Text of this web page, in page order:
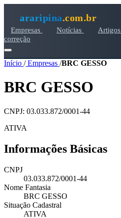
araripina.com.br
Empresas Notícias Artigos
correção
Início /Empresas /BRC GESSO
BRC GESSO
CNPJ: 03.033.872/0001-44
ATIVA
Informações Básicas
CNPJ
03.033.872/0001-44
Nome Fantasia
BRC GESSO
Situação Cadastral
ATIVA